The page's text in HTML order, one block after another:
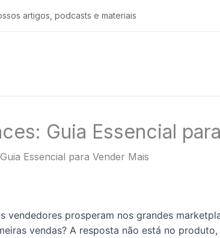
artigos, podcasts e materiais
Guia Essencial
Essencial para Vender Mais
vendedores prosperam nos grandes
vendas? A resposta não está no produto,